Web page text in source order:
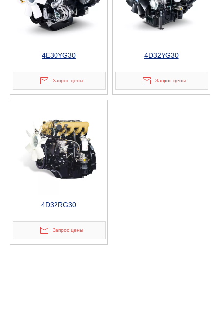
4E30YG30
Запрос цены
4D32YG30
Запрос цены
4D32RG30
Запрос цены